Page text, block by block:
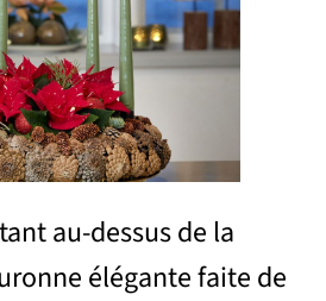
au-dessus de la
élégante faite de